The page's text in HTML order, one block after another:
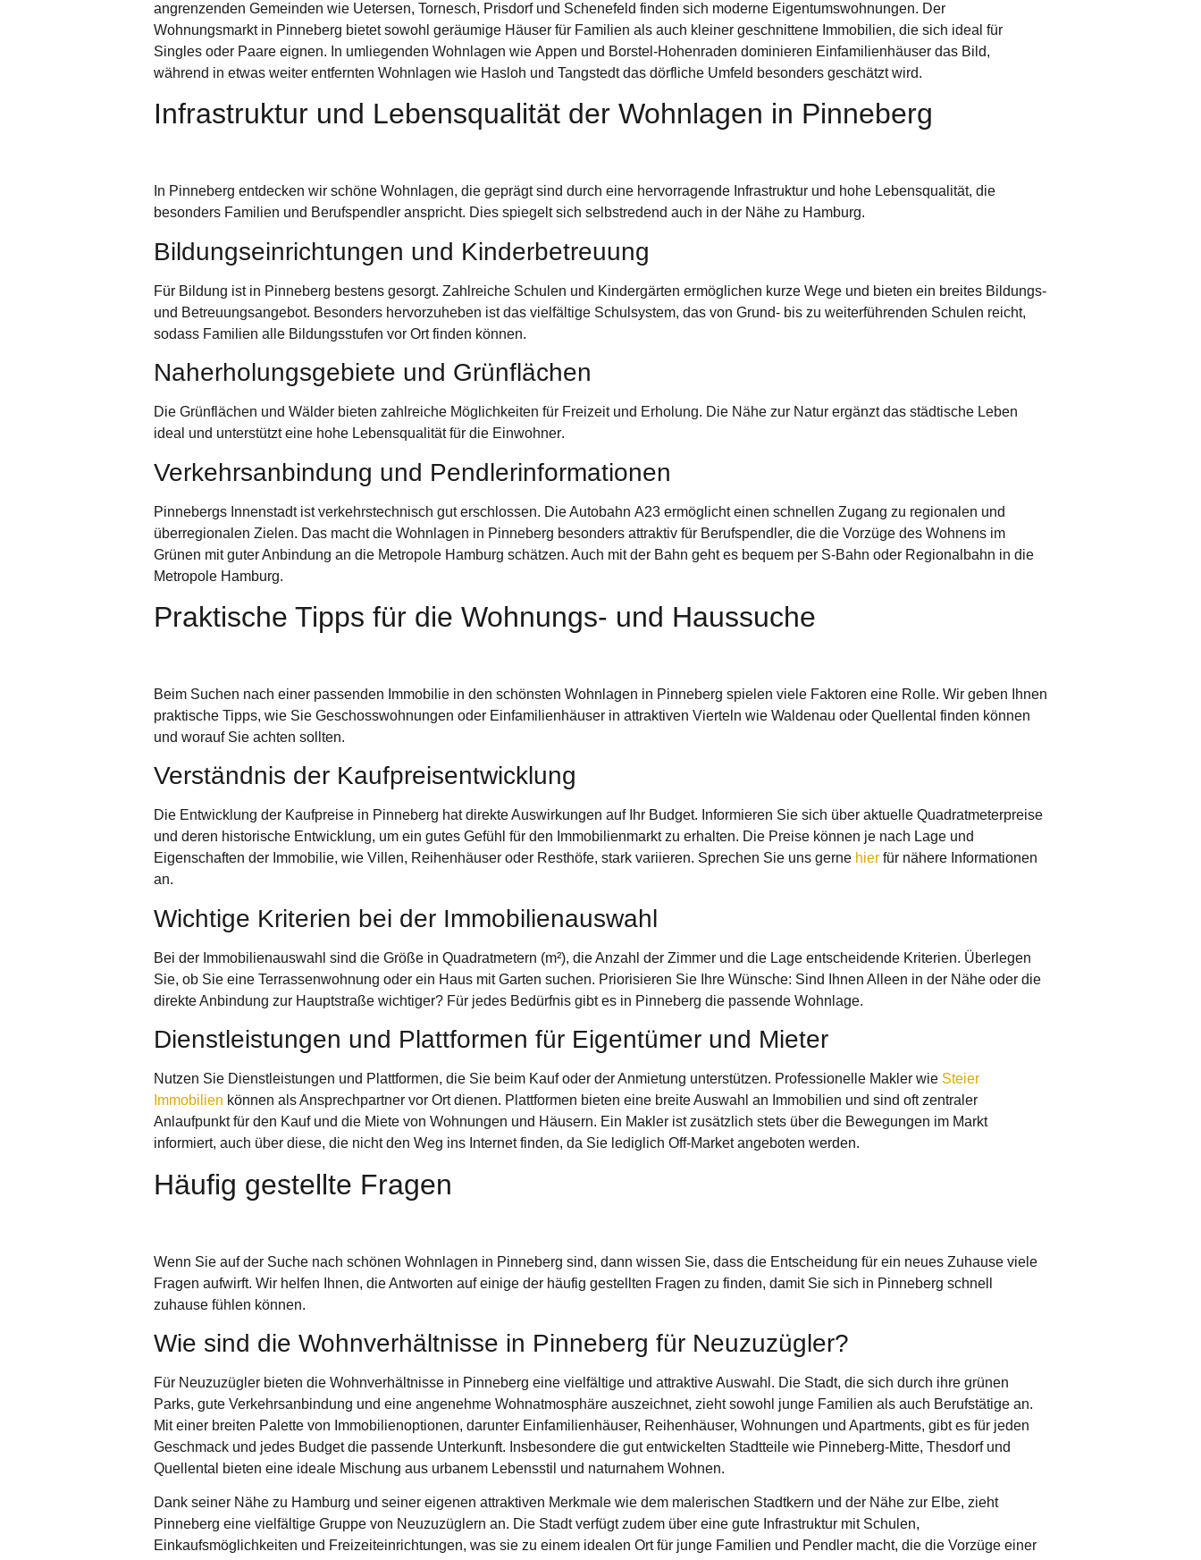
angrenzenden Gemeinden wie Uetersen, Tornesch, Prisdorfund Schenefeld finden sich moderne Eigentumswohnungen. Der
Wohnungsmarkt in Pinneberg bietet sowohl geräumige Häuser für Familien als auch kleiner geschnittene Immobilien, die sich ideal für
Singles oder Paare eignen. In umliegenden Wohnlagen wie Appen und Borstel-Hohenraden dominieren Einfamilienhäuser das Bild,
während in etwas weiter entfernten Wohnlagen wie Hasloh und Tangstedtdas dörfliche Umfeld besonders geschätzt wird.
Infrastruktur und Lebensqualität der Wohnlagen in Pinneberg
In Pinneberg entdecken wir schöne Wohnlagen, die geprägt sind durch eine hervorragende Infrastruktur und hohe Lebensqualität, die
besonders Familien und Berufspendler anspricht. Dies spiegelt sich selbstredend auch in der Nähe zu Hamburg.
Bildungseinrichtungen und Kinderbetreuung
Für Bildung ist in Pinneberg bestens gesorgt. Zahlreiche Schulen und Kindergärten ermöglichen kurze Wege und bieten ein breites Bildungs-
und Betreuungsangebot. Besonders hervorzuheben ist das vielfältige Schulsystem, das von Grund- bis zu weiterführenden Schulen reicht,
sodass Familien alle Bildungsstufen vor Ort finden können.
Naherholungsgebiete und Grünflächen
Die Grünflächen und Wälder bieten zahlreiche Möglichkeiten für Freizeit und Erholung. Die Nähe zur Natur ergänzt das städtische Leben
ideal und unterstützt eine hohe Lebensqualität für die Einwohner.
Verkehrsanbindung und Pendlerinformationen
Pinnebergs Innenstadtist verkehrstechnisch gut erschlossen. Die Autobahn A23 ermöglicht einen schnellen Zugang zu regionalen und
überregionalen Zielen. Das macht die Wohnlagen in Pinneberg besonders attraktiv für Berufspendler, die die Vorzüge des Wohnens im
Grünen mit guter Anbindung an die Metropole Hamburg schätzen. Auch mit der Bahn geht es bequem per S-Bahn oder Regionalbahn in die
Metropole Hamburg.
Praktische Tipps für die Wohnungs- und Haussuche
Beim Suchen nach einer passenden Immobilie in den schönsten Wohnlagen in Pinneberg spielen viele Faktoren eine Rolle. Wir geben Ihnen
praktische Tipps, wie Sie Geschosswohnungen oder Einfamilienhäuser in attraktiven Vierteln wie Waldenau oder Quellental finden können
und worauf Sie achten sollten.
Verständnis der Kaufpreisentwicklung
Die Entwicklung der Kaufpreise in Pinneberg hat direkte Auswirkungen auf Ihr Budget. Informieren Sie sich über aktuelle Quadratmeterpreise
und deren historische Entwicklung, um ein gutes Gefühl für den Immobilienmarkt zu erhalten. Die Preise können je nach Lage und
Eigenschaften der Immobilie, wie Villen, Reihenhäuser oder Resthöfe, stark variieren. Sprechen Sie uns gerne hier für nähere Informationen
an.
Wichtige Kriterien bei der Immobilienauswahl
Bei der Immobilienauswahl sind die Größe in Quadratmetern (m²), die Anzahl der Zimmer und die Lage entscheidende Kriterien. Überlegen
Sie, ob Sie eine Terrassenwohnung oder ein Haus mit Garten suchen. Priorisieren Sie Ihre Wünsche: Sind Ihnen Alleen in der Nähe oder die
direkte Anbindung zur Hauptstraße wichtiger? Für jedes Bedürfnis gibt es in Pinneberg die passende Wohnlage.
Dienstleistungen und Plattformen für Eigentümer und Mieter
Nutzen Sie Dienstleistungen und Plattformen, die Sie beim Kauf oder der Anmietung unterstützen. Professionelle Makler wie Steier
Immobilien können als Ansprechpartner vor Ort dienen. Plattformen bieten eine breite Auswahl an Immobilien und sind oft zentraler
Anlaufpunkt für den Kauf und die Miete von Wohnungen und Häusern. Ein Makler ist zusätzlich stets über die Bewegungen im Markt
informiert, auch über diese, die nicht den Weg ins Internet finden, da Sie lediglich Off-Market angeboten werden.
Häufig gestellte Fragen
Wenn Sie auf der Suche nach schönen Wohnlagen in Pinneberg sind, dann wissen Sie, dass die Entscheidung für ein neues Zuhause viele
Fragen aufwirft. Wir helfen Ihnen, die Antworten auf einige der häufig gestellten Fragen zu finden, damit Sie sich in Pinneberg schnell
zuhause fühlen können.
Wie sind die Wohnverhältnisse in Pinneberg für Neuzuzügler?
Für Neuzuzügler bieten die Wohnverhältnisse in Pinneberg eine vielfältige und attraktive Auswahl. Die Stadt, die sich durch ihre grünen
Parks, gute Verkehrsanbindung und eine angenehme Wohnatmosphäre auszeichnet, zieht sowohl junge Familien als auch Berufstätige an.
Mit einer breiten Palette von Immobilienoptionen, darunter Einfamilienhäuser, Reihenhäuser, Wohnungen und Apartments, gibt es für jeden
Geschmack und jedes Budget die passende Unterkunft. Insbesondere die gut entwickelten Stadtteile wie Pinneberg-Mitte, Thesdorf und
Quellental bieten eine ideale Mischung aus urbanem Lebensstil und naturnahem Wohnen.
Dank seiner Nähe zu Hamburg und seiner eigenen attraktiven Merkmale wie dem malerischen Stadtkern und der Nähe zur Elbe, zieht
Pinneberg eine vielfältige Gruppe von Neuzuzüglern an. Die Stadt verfügt zudem über eine gute Infrastruktur mit Schulen,
Einkaufsmöglichkeiten und Freizeiteinrichtungen, was sie zu einem idealen Ort für junge Familien und Pendler macht, die die Vorzüge einer